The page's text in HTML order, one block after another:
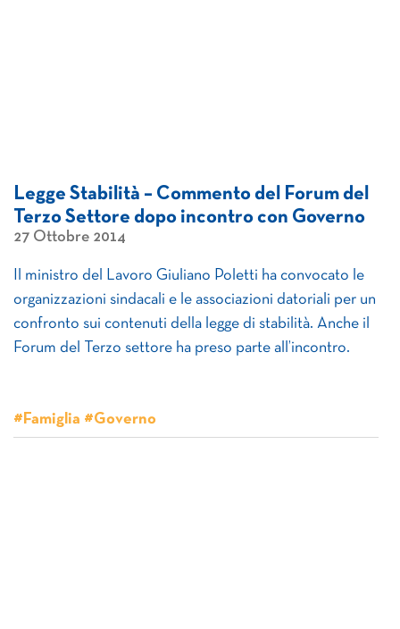
Legge Stabilità – Commento del Forum del
Terzo Settore dopo incontro con Governo
27 Ottobre 2014
Il ministro del Lavoro Giuliano Poletti ha convocato le
organizzazioni sindacali e le associazioni datoriali per un
confronto sui contenuti della legge di stabilità. Anche il
Forum del Terzo settore ha preso parte all’incontro.
#Famiglia #Governo